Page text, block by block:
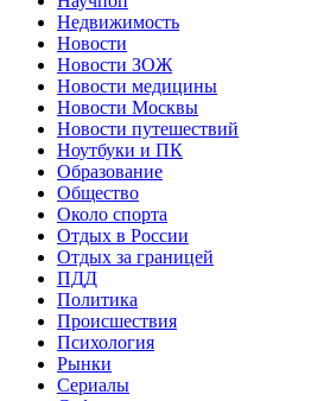
Недвижимость
Новости
Новости ЗОЖ
Новости медицины
Новости Москвы
Новости путешествий
Ноутбуки и ПК
Образование
Общество
Около спорта
Отдых в России
Отдых за границей
ПДД
Политика
Происшествия
Психология
Рынки
Сериалы